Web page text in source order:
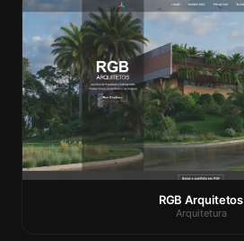
RGB Arquitetos
Arquitetura